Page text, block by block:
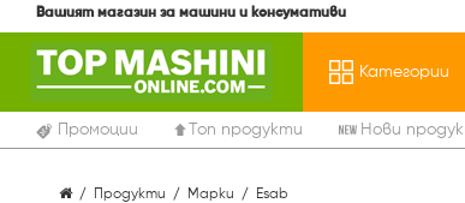
Вашият магазин за машини и консумативи
Категории
Промоции Топ продукти Нови
Продукти Марки Esab